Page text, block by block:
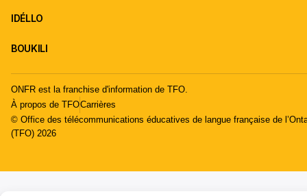
IDÉLLO
BOUKILI
ONFR est la franchise d'information de TFO.
À propos de TFOCarrières
© Office des télécommunications éducatives de langue française de
(TFO) 2026